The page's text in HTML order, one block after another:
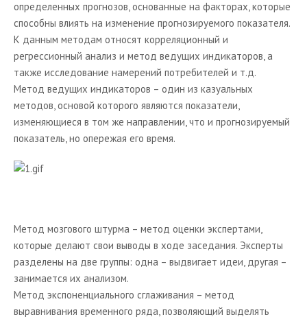
Методы прогнозирования в маркетинговых
исследованиях
Определение размеров рынка
Медиаисследования
Сегментирование рынка
Критерии и признаки сегментирования рынка
Позиционирование товара
Продажи по телефону
Практикум
Сетевой маркетинг или MLM?
определенных прогнозов, основанные на факторах, которые
способны влиять на изменение прогнозируемого показателя.
К данным методам относят корреляционный и
регрессионный анализ и метод ведущих индикаторов, а
также исследование намерений потребителей и т.д.
Метод ведущих индикаторов – один из казуальных
методов, основой которого являются показатели,
изменяющиеся в том же направлении, что и прогнозируемый
показатель, но опережая его время.
Метод мозгового штурма – метод оценки экспертами,
которые делают свои выводы в ходе заседания. Эксперты
разделены на две группы: одна – выдвигает идеи, другая –
занимается их анализом.
Метод экспоненциального сглаживания – метод
выравнивания временного ряда, позволяющий выделять